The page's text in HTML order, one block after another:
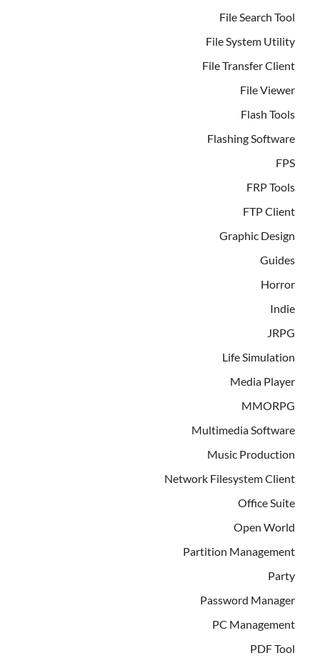
File Search Tool
File System Utility
File Transfer Client
File Viewer
Flash Tools
Flashing Software
FPS
FRP Tools
FTP Client
Graphic Design
Guides
Horror
Indie
JRPG
Life Simulation
Media Player
MMORPG
Multimedia Software
Music Production
Network Filesystem Client
Office Suite
Open World
Partition Management
Party
Password Manager
PC Management
PDF Tool